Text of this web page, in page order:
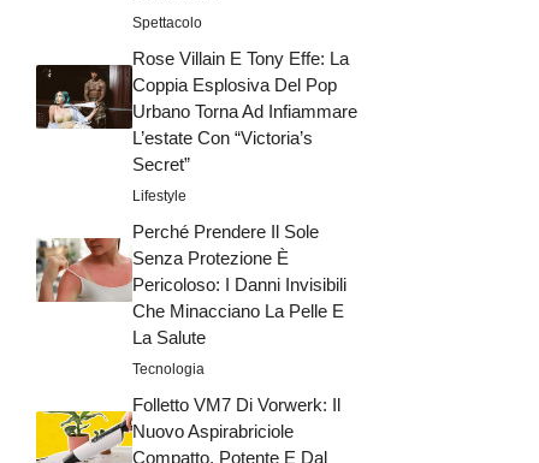
Spettacolo
Rose Villain E Tony Effe: La
Coppia Esplosiva Del Pop
Urbano Torna Ad Infiammare
L’estate Con “Victoria’s
Secret”
Lifestyle
Perché Prendere Il Sole
Senza Protezione È
Pericoloso: I Danni Invisibili
Che Minacciano La Pelle E
La Salute
Tecnologia
Folletto VM7 Di Vorwerk: Il
Nuovo Aspirabriciole
Compatto, Potente E Dal